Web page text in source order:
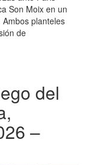
Son Moix en un
planteles
de
del
–